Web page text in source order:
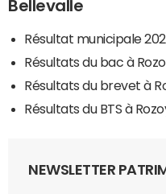
Bellevalle
Résultat municipale
Résultats du bac à
Résultats du brevet à
Résultats du BTS à
NEWSLETTER